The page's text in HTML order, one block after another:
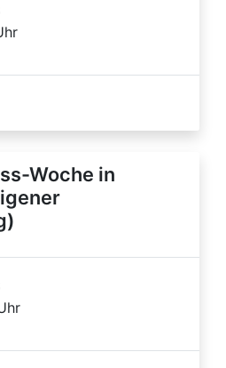
Woche in